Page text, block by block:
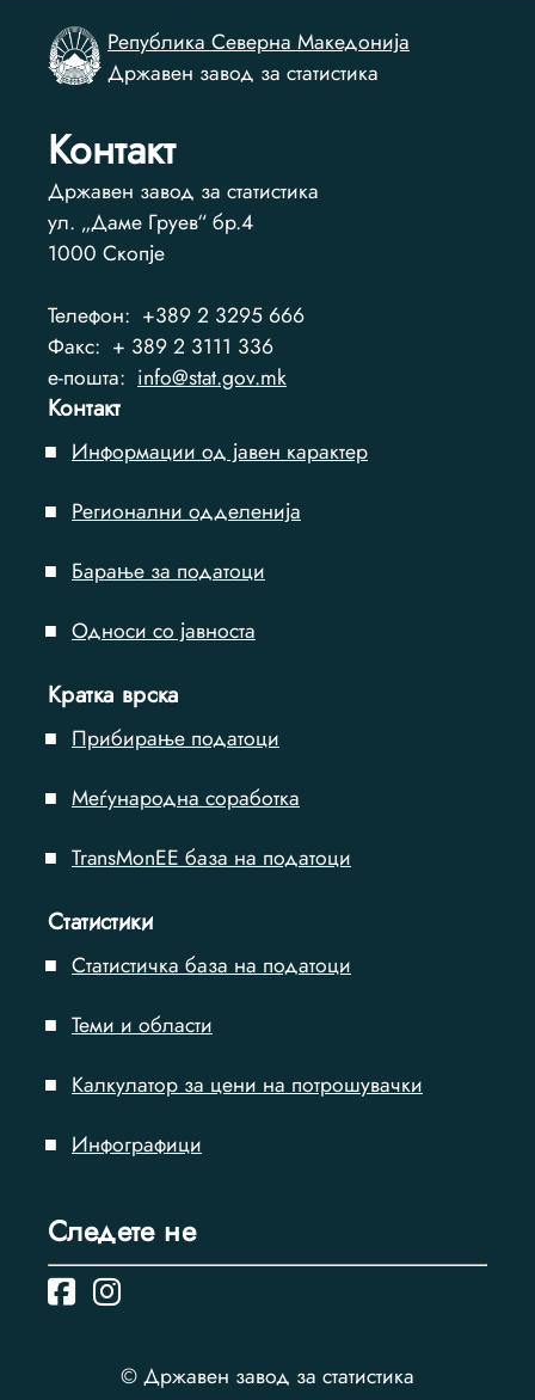
Република Северна Македонија
Државен завод за статистика
Контакт
Државен завод за статистика
ул. „Даме Груев“ бр.4
1000 Скопје
Телефон: +389 2 3295 666
Факс: + 389 2 3111 336
e-пошта: info@stat.gov.mk
Контакт
Информации од јавен карактер
Регионални одделенија
Барање за податоци
Односи со јавноста
Кратка врска
Прибирање податоци
Меѓународна соработка
TransMonEE база на податоци
Статистики
Статистичка база на податоци
Теми и области
Калкулатор за цени на потрошувачки
Инфографици
Следете нe
© Државен завод за статистика